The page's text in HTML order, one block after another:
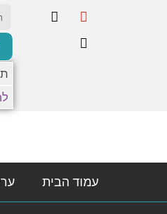
עמוד הבית